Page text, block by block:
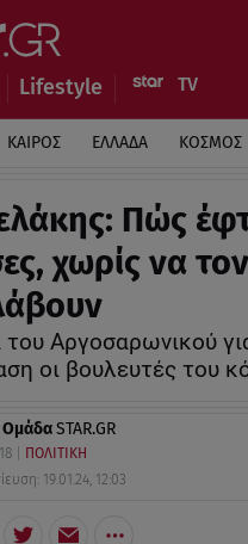
Lifestyle
ΚΑΙΡΟΣ ΕΛΛΑΔΑ ΚΟΣΜΟΣ
Πώς
χωρίς να τον
του Αργοσαρωνικού
οι βουλευτές του
ΟμάδαSTAR.GR
ΠΟΛΙΤΙΚΗ
19.01.24, 12:03